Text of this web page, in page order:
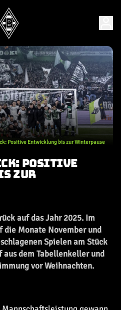
Positive Entwicklung bis zur Winterpause
POSITIVE
ZUR
auf das Jahr 2025. Im
Monate November und
Spielen am Stück
dem Tabellenkeller und
vor Weihnachten.